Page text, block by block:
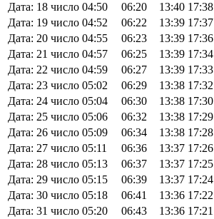
Дата: 18 число 04:50 06:20 13:40 17:38
Дата: 19 число 04:52 06:22 13:39 17:37
Дата: 20 число 04:55 06:23 13:39 17:36
Дата: 21 число 04:57 06:25 13:39 17:34
Дата: 22 число 04:59 06:27 13:39 17:33
Дата: 23 число 05:02 06:29 13:38 17:32
Дата: 24 число 05:04 06:30 13:38 17:30
Дата: 25 число 05:06 06:32 13:38 17:29
Дата: 26 число 05:09 06:34 13:38 17:28
Дата: 27 число 05:11 06:36 13:37 17:26
Дата: 28 число 05:13 06:37 13:37 17:25
Дата: 29 число 05:15 06:39 13:37 17:24
Дата: 30 число 05:18 06:41 13:36 17:22
Дата: 31 число 05:20 06:43 13:36 17:21